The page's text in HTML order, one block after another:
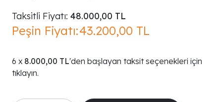
Taksitli Fiyatı: 48.000,00 TL
Peşin Fiyatı:43.200,00 TL
8.000,00 TL'den başlayan taksit seçenekleri için
tıklayın.